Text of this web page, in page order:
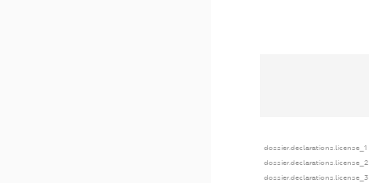
dossier.declarations.license_1
dossier.declarations.license_2
dossier.declarations.license_3